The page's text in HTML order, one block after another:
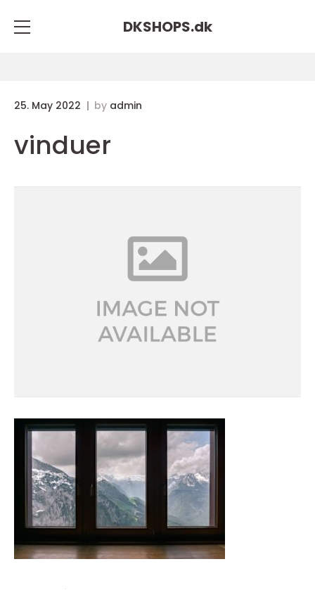
DKSHOPS.dk
25. May 2022 by admin
vinduer